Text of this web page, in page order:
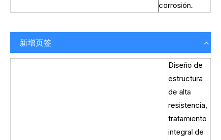
corrosión.
新增页签
Diseño de
estructura
de alta
resistencia,
tratamiento
integral de